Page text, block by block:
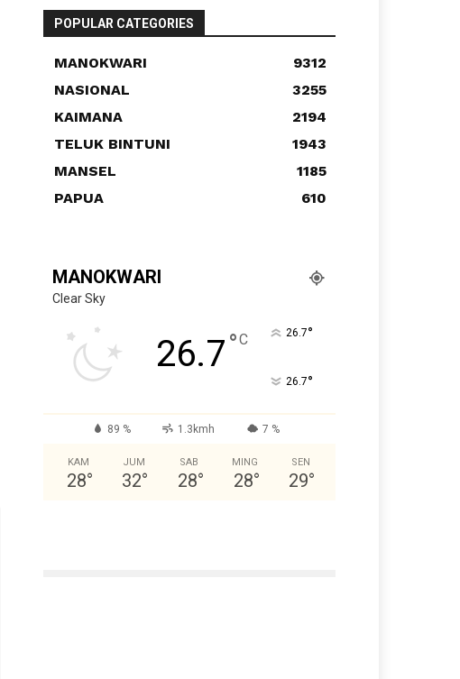
POPULAR CATEGORIES
MANOKWARI
9312
NASIONAL
3255
KAIMANA
2194
TELUK BINTUNI
1943
MANSEL
1185
PAPUA
610
MANOKWARI
Clear Sky
26.7°C 26.7°
26.7°
89 % 1.3kmh 7 %
KAM
28°
JUM
32°
SAB
28°
MING
28°
SEN
29°